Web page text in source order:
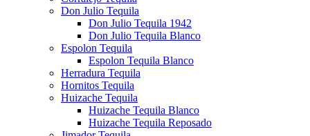
Don Julio Tequila
Don Julio Tequila 1942
Don Julio Tequila Blanco
Espolon Tequila
Espolon Tequila Blanco
Herradura Tequila
Hornitos Tequila
Huizache Tequila
Huizache Tequila Blanco
Huizache Tequila Reposado